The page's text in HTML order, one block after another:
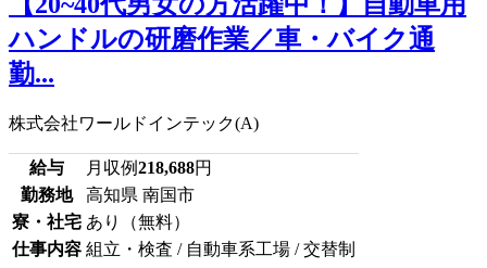
ハンドルの研磨作業／車・バイク通
勤...
株式会社ワールドインテック(A)
給与 月収例218,688円
勤務地
高知県 南国市
寮・社宅 あり（無料）
仕事内容 組立・検査 / 自動車系工場 / 交替制